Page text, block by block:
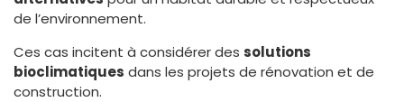
de l’environnement.
Ces cas incitent à considérer des solutions
bioclimatiques dans les projets de rénovation et de
construction.